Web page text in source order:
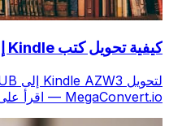
كيفية تحويل كتب Kindle إلى EPUB
MegaConvert.io — اقرأ على أي جهاز، مجاناً.